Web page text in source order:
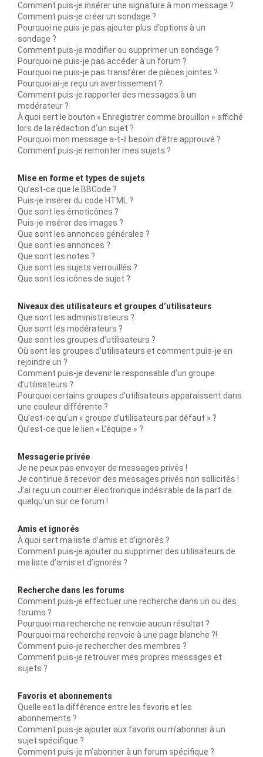
Comment puis-je insérer une signature à mon message ?
Comment puis-je créer un sondage ?
Pourquoi ne puis-je pas ajouter plus d’options à un
sondage ?
Comment puis-je modifier ou supprimer un sondage ?
Pourquoi ne puis-je pas accéder à un forum ?
Pourquoi ne puis-je pas transférer de pièces jointes ?
Pourquoi ai-je reçu un avertissement ?
Comment puis-je rapporter des messages à un
modérateur ?
À quoi sert le bouton « Enregistrer comme brouillon » affiché
lors de la rédaction d’un sujet ?
Pourquoi mon message a-t-il besoin d’être approuvé ?
Comment puis-je remonter mes sujets ?
Mise en forme et types de sujets
Qu’est-ce que le BBCode ?
Puis-je insérer du code HTML ?
Que sont les émoticônes ?
Puis-je insérer des images ?
Que sont les annonces générales ?
Que sont les annonces ?
Que sont les notes ?
Que sont les sujets verrouillés ?
Que sont les icônes de sujet ?
Niveaux des utilisateurs et groupes d’utilisateurs
Que sont les administrateurs ?
Que sont les modérateurs ?
Que sont les groupes d’utilisateurs ?
Où sont les groupes d’utilisateurs et comment puis-je en
rejoindre un ?
Comment puis-je devenir le responsable d’un groupe
d’utilisateurs ?
Pourquoi certains groupes d’utilisateurs apparaissent dans
une couleur différente ?
Qu’est-ce qu’un « groupe d’utilisateurs par défaut » ?
Qu’est-ce que le lien « L’équipe » ?
Messagerie privée
Je ne peux pas envoyer de messages privés !
Je continue à recevoir des messages privés non sollicités !
J’ai reçu un courrier électronique indésirable de la part de
quelqu’un sur ce forum !
Amis et ignorés
À quoi sert ma liste d’amis et d’ignorés ?
Comment puis-je ajouter ou supprimer des utilisateurs de
ma liste d’amis et d’ignorés ?
Recherche dans les forums
Comment puis-je effectuer une recherche dans un ou des
forums ?
Pourquoi ma recherche ne renvoie aucun résultat ?
Pourquoi ma recherche renvoie à une page blanche ?!
Comment puis-je rechercher des membres ?
Comment puis-je retrouver mes propres messages et
sujets ?
Favoris et abonnements
Quelle est la différence entre les favoris et les
abonnements ?
Comment puis-je ajouter aux favoris ou m’abonner à un
sujet spécifique ?
Comment puis-je m’abonner à un forum spécifique ?